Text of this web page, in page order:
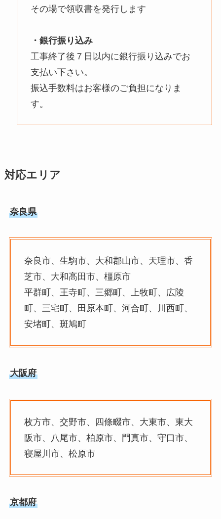
その場で領収書を発行します
・銀行振り込み
工事終了後７日以内に銀行振り込みでお
支払い下さい。
振込手数料はお客様のご負担になりま
す。
対応エリア
奈良県
奈良市、生駒市、大和郡山市、天理市、香
芝市、大和高田市、橿原市
平群町、王寺町、三郷町、上牧町、広陵
町、三宅町、田原本町、河合町、川西町、
安堵町、斑鳩町
大阪府
枚方市、交野市、四條畷市、大東市、東大
阪市、八尾市、柏原市、門真市、守口市、
寝屋川市、松原市
京都府